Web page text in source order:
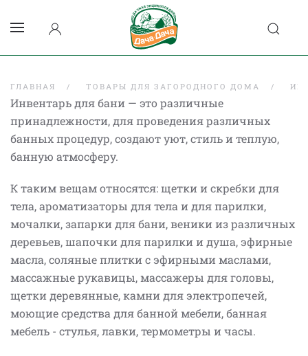
ГЛАВНАЯ ТОВАРЫ ДЛЯ ЗАГОРОДНОГО ДОМА
Инвентарь для бани — это различные
принадлежности, для проведения различных
банных процедур, создают уют, стиль и теплую,
банную атмосферу.
К таким вещам относятся: щетки и скребки для
тела, ароматизаторы для тела и для парилки,
мочалки, запарки для бани, веники из различных
деревьев, шапочки для парилки и душа, эфирные
масла, соляные плитки с эфирными маслами,
массажные рукавицы, массажеры для головы,
щетки деревянные, камни для электропечей,
моющие средства для банной мебели, банная
мебель - стулья, лавки, термометры и часы.